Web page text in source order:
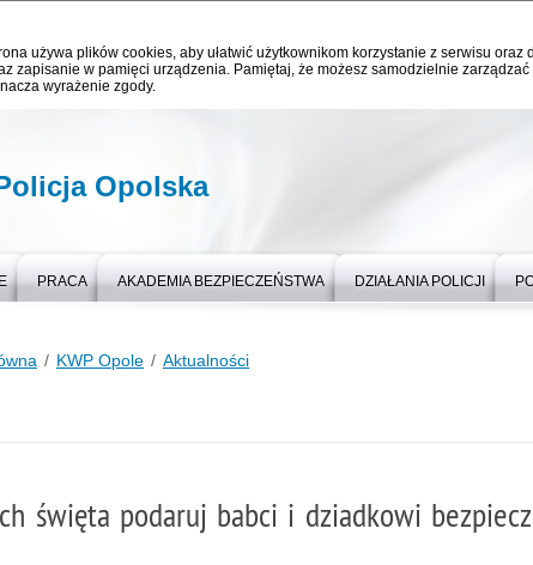
używa plików cookies, aby ułatwić użytkownikom korzystanie z serwisu
zapisanie w pamięci urządzenia. Pamiętaj, że możesz samodzielnie
wyrażenie zgody.
Opolska
PRACA AKADEMIA BEZPIECZEŃSTWA DZIAŁANIA POLICJI
KWP Opole Aktualności
święta podaruj babci i dziadkowi